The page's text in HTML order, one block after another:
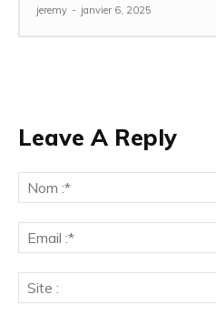
jeremy - janvier 6, 2025
Leave A Reply